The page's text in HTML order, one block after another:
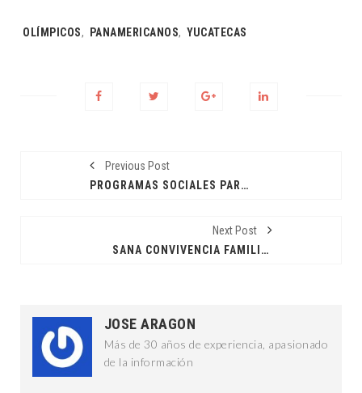
Tags:
OLÍMPICOS, PANAMERICANOS, YUCATECAS
Previous Post
PROGRAMAS SOCIALES PARA TODOS
Next Post
SANA CONVIVENCIA FAMILIAR
JOSE ARAGON
Más de 30 años de experiencia, apasionado
de la información